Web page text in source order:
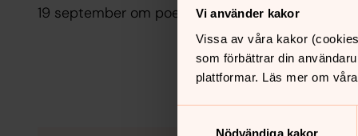
Vi använder kakor
Vissa av våra kakor
som förbättrar din
plattformar. Läs mer om
Nödvändiga kakor
19 september om poeten Erik Johan Stagnelius